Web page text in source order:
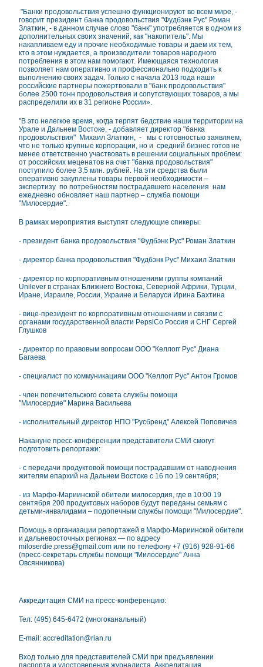
"Банки продовольствия успешно функционируют во всем мире, -
говорит президент банка продовольствия "Фудбэнк Рус" Роман
Златкин, - в данном случае слово "банк" употребляется в одном из
дополнительных своих значений, как "накопитель". Мы
накапливаем еду и прочие необходимые товары и даем их тем,
кто в этом нуждается, а производители товаров народного
потребления в этом нам помогают. Имеющаяся технология
позволяет нам оперативно и профессионально подходить к
выполнению своих задач. Только с начала 2013 года наши
российские партнеры пожертвовали в "банк продовольствия"
более 2500 тонн продовольствия и сопутствующих товаров, а мы
распределили их в 31 регионе России».
"В это нелегкое время, когда терпят бедствие наши территории на
Урале и Дальнем Востоке, - добавляет директор "банка
продовольствия" Михаил Златкин, - мы с готовностью заявляем,
что не только крупные корпорации, но и средний бизнес готов не
менее ответственно участвовать в решении социальных проблем:
от российских меценатов на счет "банка продовольствия"
поступило более 3,5 млн. рублей. На эти средства были
оперативно закуплены товары первой необходимости –
экспертизу по потребностям пострадавшего населения нам
ежедневно обновляет наш партнер – служба помощи
"Милосердие".
В рамках мероприятия выступят следующие спикеры:
- президент банка продовольствия "Фудбэнк Рус" Роман Златкин
- директор банка продовольствия "Фудбэнк Рус" Михаил Златкин
- директор по корпоративным отношениям группы компаний
Unilever в странах Ближнего Востока, Северной Африки, Турции,
Иране, Израиле, России, Украине и Беларуси Ирина Бахтина
- вице-президент по корпоративным отношениям и связям с
органами государственной власти PepsiCo Россия и СНГ Сергей
Глушков
- директор по правовым вопросам ООО "Келлогг Рус" Диана
Багаева
- специалист по коммуникациям ООО "Келлогг Рус" Антон Громов
- член попечительского совета службы помощи
"Милосердие" Марина Васильева
- исполнительный директор НПО "Русбренд" Алексей Поповичев
Накануне пресс-конференции представители СМИ смогут
подготовить репортажи:
- с передачи продуктовой помощи пострадавшим от наводнения
жителям епархий на Дальнем Востоке с 16 по 19 сентября;
- из Марфо-Мариинской обители милосердия, где в 10:00 19
сентября 200 продуктовых наборов будут переданы семьям с
детьми-инвалидами – подопечным службы помощи "Милосердие".
Помощь в организации репортажей в Марфо-Мариинской обители
и дальневосточных регионах — по адресу
miloserdie.press@gmail.com или по телефону +7 (916) 928-91-66
(пресс-секретарь службы помощи "Милосердие" Анна
Овсянникова)
Аккредитация СМИ на пресс-конференцию:
Тел: (495) 645-6472 (многоканальный)
E-mail: accreditation@rian.ru
Вход только для представителей СМИ при предъявлении
паспорта и удостоверения журналиста. Аккредитация